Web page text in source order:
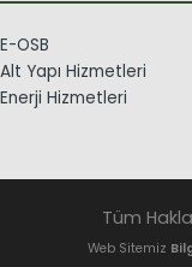
E-OSB
Alt Yapı Hizmetleri
Enerji Hizmetleri
Tüm
Web Sitemiz